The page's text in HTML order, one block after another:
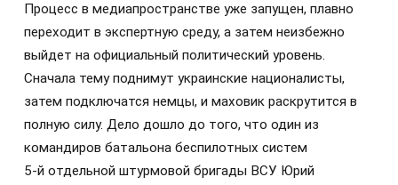
Процесс в медиапространстве уже запущен, плавно
переходит в экспертную среду, а затем неизбежно
выйдет на официальный политический уровень.
Сначала тему поднимут украинские националисты,
затем подключатся немцы, и маховик раскрутится в
полную силу. Дело дошло до того, что один из
командиров батальона беспилотных систем
5‑й отдельной штурмовой бригады ВСУ Юрий